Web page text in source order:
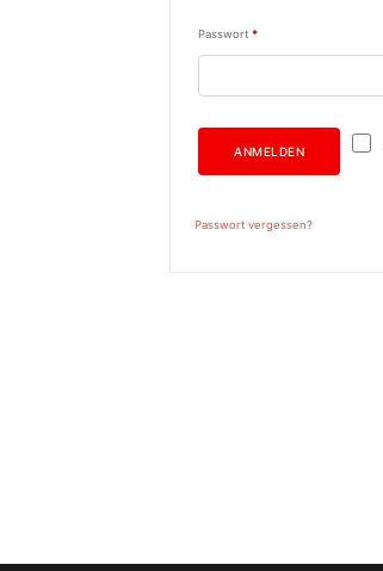
Passwort *Erforderlich
ANMELDEN
Passwort vergessen?